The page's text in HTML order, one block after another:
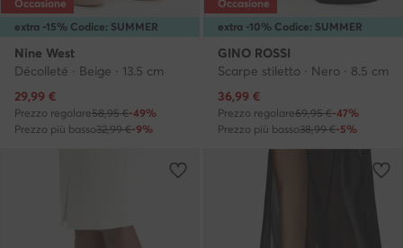
extra -15% Codice: SUMMER
Occasione
Nine West
Décolleté · Beige · 13.5 cm
Prezzo attuale
29,99 €
Prezzo regolare58,95 €-49%
Prezzo più basso32,99 €-9%
extra -10% Codice: SUMMER
Occasione
GINO ROSSI
Scarpe stiletto · Nero · 8.5 cm
Prezzo attuale
36,99 €
Prezzo regolare69,95 €-47%
Prezzo più basso38,99 €-5%